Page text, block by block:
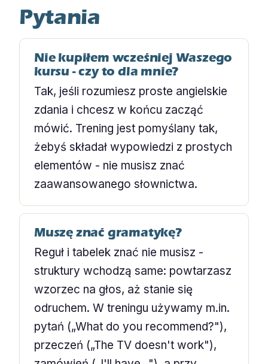
Pytania
Nie kupiłem wcześniej Waszego
kursu - czy to dla mnie?
Tak, jeśli rozumiesz proste angielskie
zdania i chcesz w końcu zacząć
mówić. Trening jest pomyślany tak,
żebyś składał wypowiedzi z prostych
elementów - nie musisz znać
zaawansowanego słownictwa.
Muszę znać gramatykę?
Reguł i tabelek znać nie musisz -
struktury wchodzą same: powtarzasz
wzorzec na głos, aż stanie się
odruchem. W treningu używamy m.in.
pytań („What do you recommend?"),
przeczeń („The TV doesn't work"),